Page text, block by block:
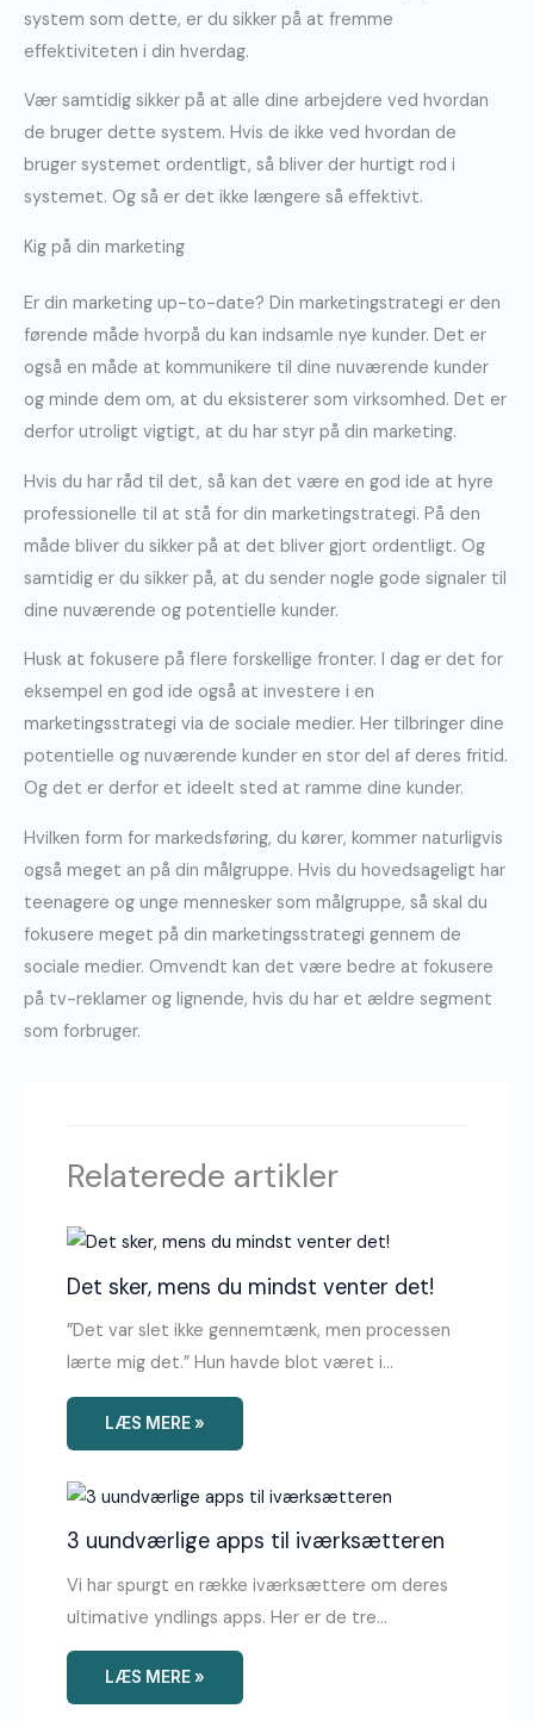
system som dette, er du sikker på at fremme
effektiviteten i din hverdag.
Vær samtidig sikker på at alle dine arbejdere ved hvordan
de bruger dette system. Hvis de ikke ved hvordan de
bruger systemet ordentligt, så bliver der hurtigt rod i
systemet. Og så er det ikke længere så effektivt.
Kig på din marketing
Er din marketing up-to-date? Din marketingstrategi er den
førende måde hvorpå du kan indsamle nye kunder. Det er
også en måde at kommunikere til dine nuværende kunder
og minde dem om, at du eksisterer som virksomhed. Det er
derfor utroligt vigtigt, at du har styr på din marketing.
Hvis du har råd til det, så kan det være en god ide at hyre
professionelle til at stå for din marketingstrategi. På den
måde bliver du sikker på at det bliver gjort ordentligt. Og
samtidig er du sikker på, at du sender nogle gode signaler til
dine nuværende og potentielle kunder.
Husk at fokusere på flere forskellige fronter. I dag er det for
eksempel en god ide også at investere i en
marketingsstrategi via de sociale medier. Her tilbringer dine
potentielle og nuværende kunder en stor del af deres fritid.
Og det er derfor et ideelt sted at ramme dine kunder.
Hvilken form for markedsføring, du kører, kommer naturligvis
også meget an på din målgruppe. Hvis du hovedsageligt har
teenagere og unge mennesker som målgruppe, så skal du
fokusere meget på din marketingsstrategi gennem de
sociale medier. Omvendt kan det være bedre at fokusere
på tv-reklamer og lignende, hvis du har et ældre segment
som forbruger.
Relaterede artikler
Det sker, mens du mindst venter det!
”Det var slet ikke gennemtænk, men processen
lærte mig det.” Hun havde blot været i…
LÆS MERE »
3 uundværlige apps til iværksætteren
Vi har spurgt en række iværksættere om deres
ultimative yndlings apps. Her er de tre…
LÆS MERE »